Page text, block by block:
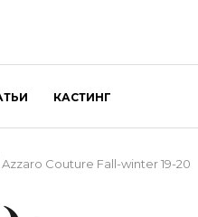
КАСТИНГ
Azzaro Couture Fall-winter 19-20